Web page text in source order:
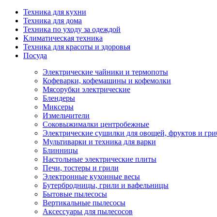
Техника для кухни
Техника для дома
Техника по уходу за одеждой
Климатическая техника
Техника для красоты и здоровья
Посуда
Электрические чайники и термопоты
Кофеварки, кофемашины и кофемолки
Мясорубки электрические
Блендеры
Миксеры
Измельчители
Соковыжималки центробежные
Электрические сушилки для овощей, фруктов и
Мультиварки и техника для варки
Блинницы
Настольные электрические плиты
Печи, тостеры и грили
Электронные кухонные весы
Бутербродницы, грили и вафельницы
Бытовые пылесосы
Вертикальные пылесосы
Аксессуары для пылесосов